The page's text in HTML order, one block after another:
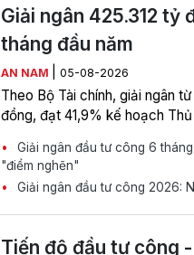
Giải ngân 425.312 tỷ
tháng đầu năm
AN NAM 05-08-2026
Theo Bộ Tài chính, giải ngân
đồng, đạt 41,9% kế hoạch
Giải ngân đầu tư công 6
"điểm nghẽn"
Giải ngân đầu tư công 2026:
Tiến độ đầu tư công